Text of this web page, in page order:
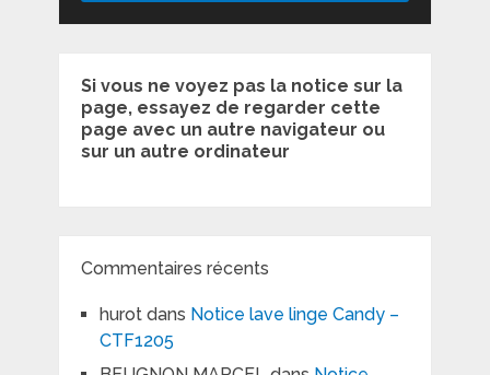
Si vous ne voyez pas la notice sur la
page, essayez de regarder cette
page avec un autre navigateur ou
sur un autre ordinateur
Commentaires récents
hurotdans Notice lave linge Candy –
CTF1205